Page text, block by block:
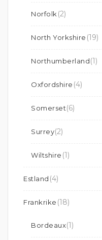
Norfolk (2)
North Yorkshire (19)
Northumberland(1)
Oxfordshire (4)
Somerset(6)
Surrey(2)
Wiltshire (1)
Estland (4)
Frankrike (18)
Bordeaux(1)